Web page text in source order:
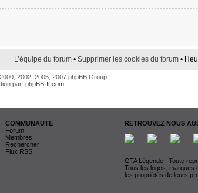
L’équipe du forum • Supprimer les cookies du forum •
2002, 2005, 2007 phpBB Group
par: phpBB-fr.com
COMMUNAUTE
Forum
Membres
Rechercher
Flux RSS
RETROUVEZ NOUS
GTA Légende : Toute
Tous les logos, marques
les propriétés de leurs